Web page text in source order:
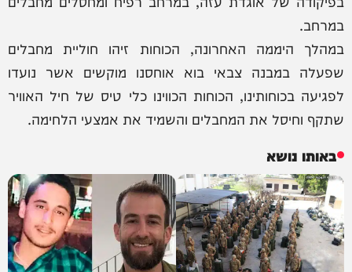
במרחב.
במהלך היממה האחרונה, הכוחות זיהו חוליית מחבלים
שפעלה במבנה צבאי בוא אוחסנו מוקשים אשר נועדו
לפגיעה בכוחותינו, הכוחות הכווינו כלי טיס של חיל האוויר
שתקף וחיסל את המחבלים והשמיד את אמצעי הלחימה.
באותו נושא